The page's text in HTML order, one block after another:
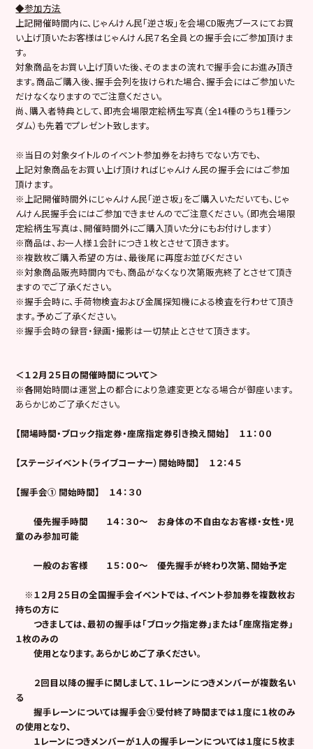
◆参加方法
上記開催時間内に、じゃんけん民「逆さ坂」を会場CD販売ブースにてお買
い上げ頂いたお客様はじゃんけん民７名全員との握手会にご参加頂けま
す。
対象商品をお買い上げ頂いた後、そのままの流れで握手会にお進み頂き
ます。商品ご購入後、握手会列を抜けられた場合、握手会にはご参加いた
だけなくなりますのでご注意ください。
尚、購入者特典として、即売会場限定絵柄生写真（全14種のうち1種ラン
ダム）も先着でプレゼント致します。
※当日の対象タイトルのイベント参加券をお持ちでない方でも、
上記対象商品をお買い上げ頂ければじゃんけん民の握手会にはご参加
頂けます。
※上記開催時間外にじゃんけん民「逆さ坂」をご購入いただいても、じゃ
んけん民握手会にはご参加できませんのでご注意ください。（即売会場限
定絵柄生写真は、開催時間外にご購入頂いた分にもお付けします）
※商品は、お一人様１会計につき１枚とさせて頂きます。
※複数枚ご購入希望の方は、最後尾に再度お並びください
※対象商品販売時間内でも、商品がなくなり次第販売終了とさせて頂き
ますのでご了承ください。
※握手会時に、手荷物検査および金属探知機による検査を行わせて頂き
ます。予めご了承ください。
※握手会時の録音・録画・撮影は一切禁止とさせて頂きます。
＜１２月２５日の開催時間について＞
※各開始時間は運営上の都合により急遽変更となる場合が御座います。
あらかじめご了承ください。
【開場時間・ブロック指定券・座席指定券引き換え開始】 １１：００
【ステージイベント（ライブコーナー）開始時間】 １２：４５
【握手会① 開始時間】 １４：３０
優先握手時間
１４：３０〜 お身体の不自由なお客様・女性・児
童のみ参加可能
一般のお客様 １５：００～ 優先握手が終わり次第、開始予定
※１２月２５日の全国握手会イベントでは、イベント参加券を複数枚お
持ちの方に
つきましては、最初の握手は「ブロック指定券」または「座席指定券」
１枚のみの
使用となります。 あらかじめご了承ください。
２回目以降の握手に関しまして、１レーンにつきメンバーが複数名い
る
握手レーンについては握手会①受付終了時間までは１度に１枚のみ
の使用となり、
１レーンにつきメンバーが１人の握手レーンについては１度に５枚ま